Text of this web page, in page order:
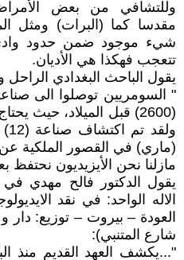
وللتشافي من بعض
مقدسا كما (البرات) ومثل
شيء موجود ضمن حدود
تتعجب فهكذا هي الأديان.
يقول الباحث البغدادي الراحل
" السومريين توصلوا الى
(2600) قبل الميلاد، حيث
(ماري) في القصور الملكية عن
مازلنا نحن الأيزيديون
يقول الدكتور فالح مهدي
الاله الواحد: في نقد
العودة – بيروت – توزيع: دار
شارع المتنبي):
"...يكشف العهد القديم منذ